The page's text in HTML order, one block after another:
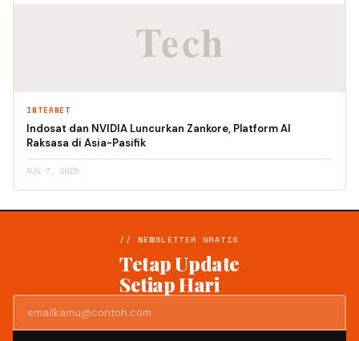
INTERNET
Indosat dan NVIDIA Luncurkan Zankore, Platform AI
Raksasa di Asia-Pasifik
AUG 7, 2026
// NEWSLETTER GRATIS
Tetap Update
Setiap Hari